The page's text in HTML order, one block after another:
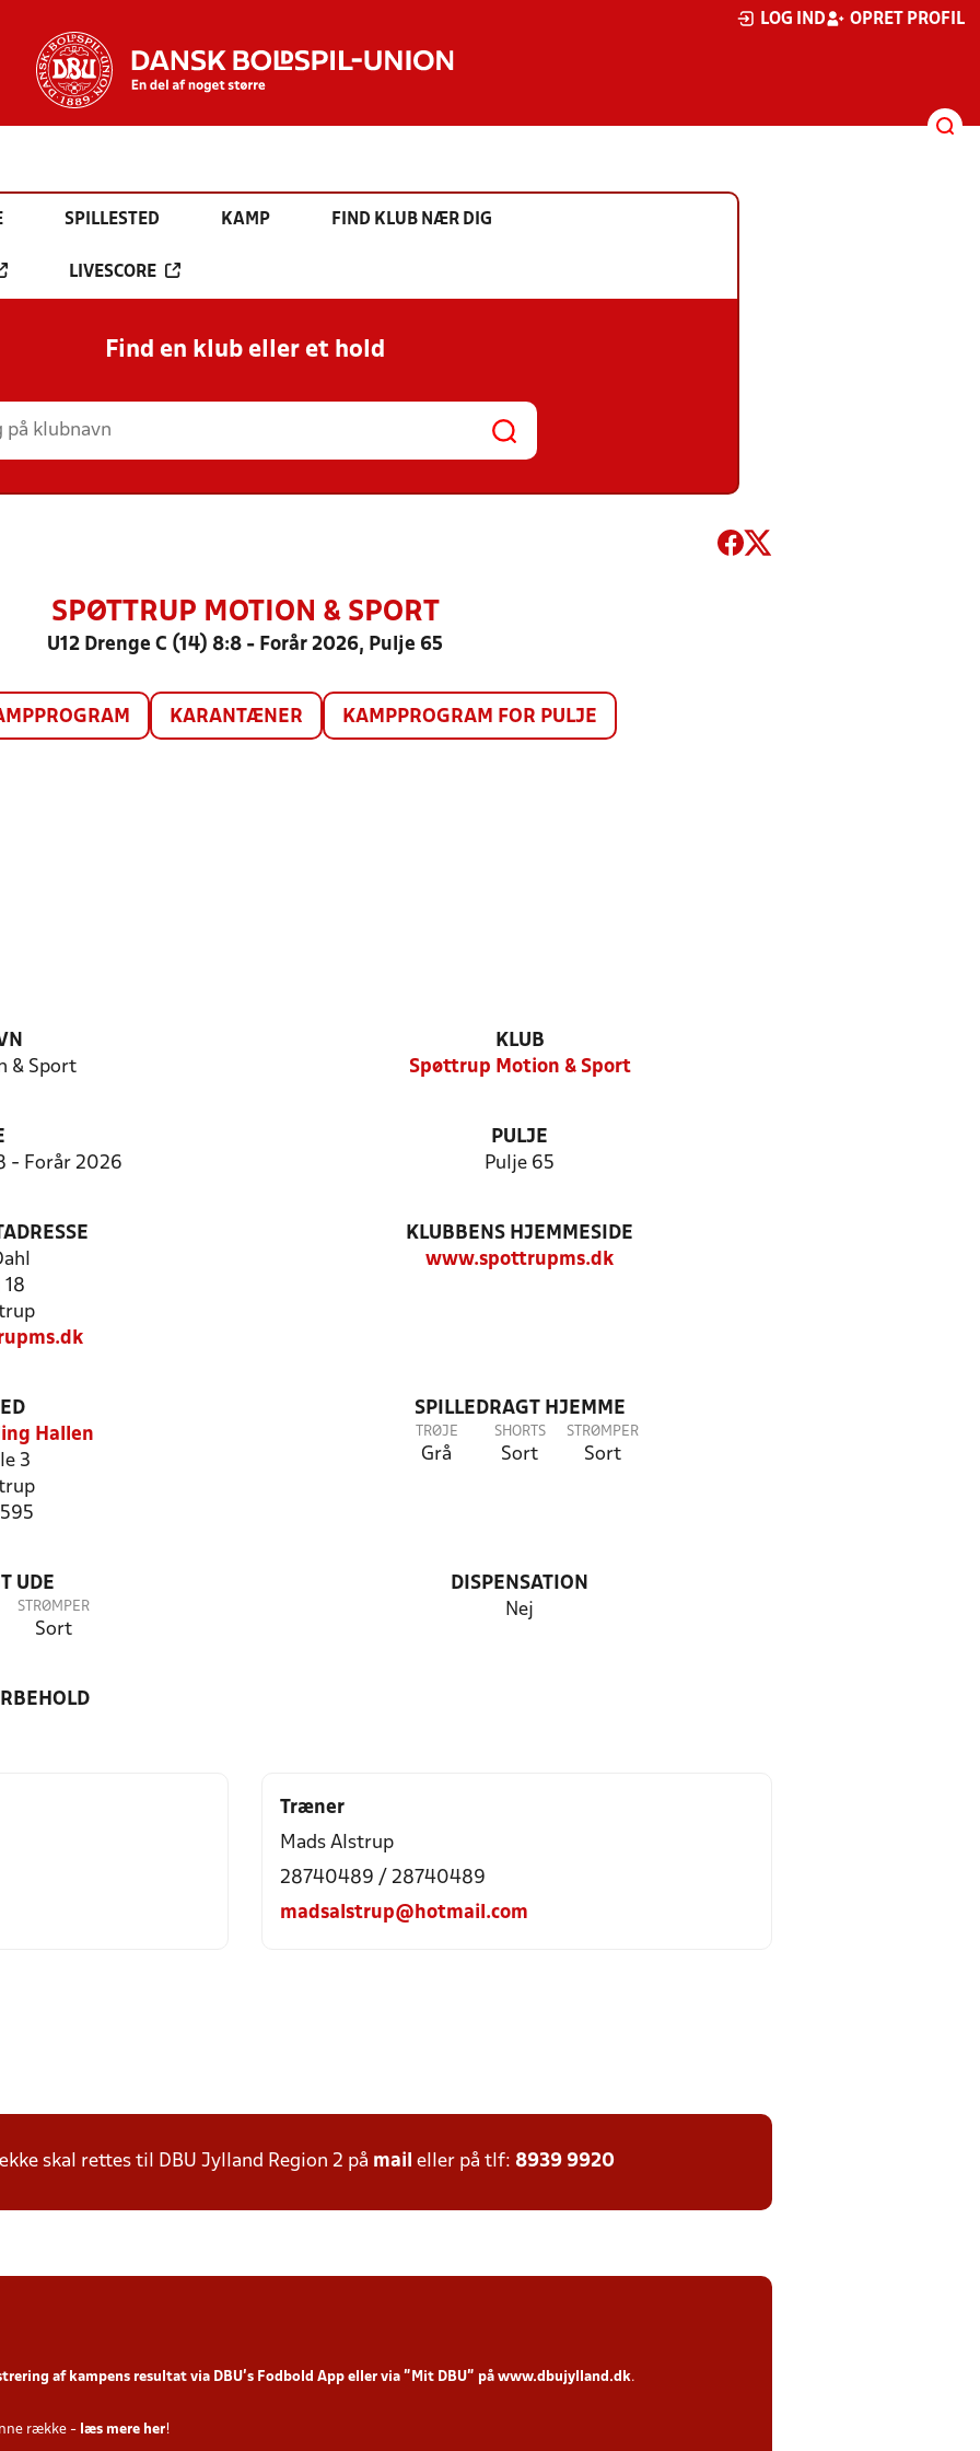
LOG IND OPRET PROFIL
SPILLESTED KAMP FIND KLUB NÆR DIG
LIVESCORE
Find en klub eller et hold
SPØTTRUP MOTION & SPORT
U12 Drenge C (14) 8:8 - Forår 2026, Pulje 65
KARANTÆNER KAMPPROGRAM FOR PULJE
& Sport
KLUB
Spøttrup Motion & Sport
- Forår 2026
PULJE
Pulje 65
18
KLUBBENS HJEMMESIDE
www.spottrupms.dk
Hallen
3
SPILLEDRAGT HJEMME
TRØJE
Grå
SHORTS
Sort
STRØMPER
Sort
UDE
STRØMPER
Sort
DISPENSATION
Nej
Træner
Mads Alstrup
28740489 / 28740489
madsalstrup@hotmail.com
skal rettes til DBU Jylland Region 2 på mail eller på tlf: 8939 9920
af kampens resultat via DBU’s Fodbold App eller via ”Mit DBU” på www.dbujylland.dk.
række - læs mere her!